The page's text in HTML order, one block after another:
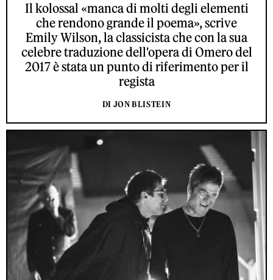
Il kolossal «manca di molti degli elementi
che rendono grande il poema», scrive
Emily Wilson, la classicista che con la sua
celebre traduzione dell'opera di Omero del
2017 è stata un punto di riferimento per il
regista
DI JON BLISTEIN